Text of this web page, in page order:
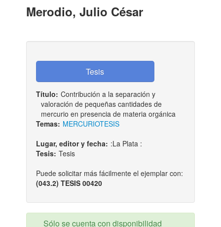
Merodio, Julio César
Título: Contribución a la separación y
valoración de pequeñas cantidades de
mercurio en presencia de materia orgánica
Temas: MERCURIOTESIS
Lugar, editor y fecha: :La Plata :
Tesis: Tesis
Puede solicitar más fácilmente el ejemplar con:
(043.2) TESIS 00420
Sólo se cuenta con disponibilidad